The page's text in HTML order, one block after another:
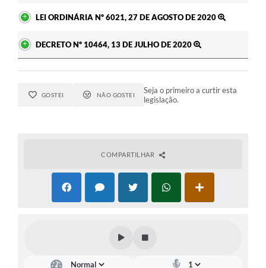
LEI ORDINÁRIA Nº 6021, 27 DE AGOSTO DE 2020
DECRETO Nº 10464, 13 DE JULHO DE 2020
GOSTEI NÃO GOSTEI
Seja o primeiro a curtir esta
legislação.
COMPARTILHAR